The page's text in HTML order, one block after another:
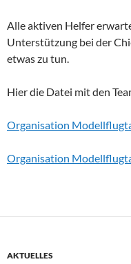
Alle aktiven Helfer
Unterstützung bei der
etwas zu tun.
Hier die Datei mit den
Organisation
Organisation
AKTUELLES